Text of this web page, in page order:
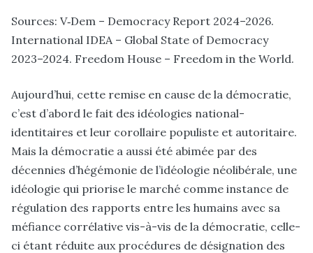
Sources: V‑Dem – Democracy Report 2024–2026.
International IDEA – Global State of Democracy
2023–2024. Freedom House – Freedom in the World.
Aujourd’hui, cette remise en cause de la démocratie,
c’est d’abord le fait des idéologies national-
identitaires et leur corollaire populiste et autoritaire.
Mais la démocratie a aussi été abimée par des
décennies d’hégémonie de l’idéologie néolibérale, une
idéologie qui priorise le marché comme instance de
régulation des rapports entre les humains avec sa
méfiance corrélative vis-à-vis de la démocratie, celle-
ci étant réduite aux procédures de désignation des